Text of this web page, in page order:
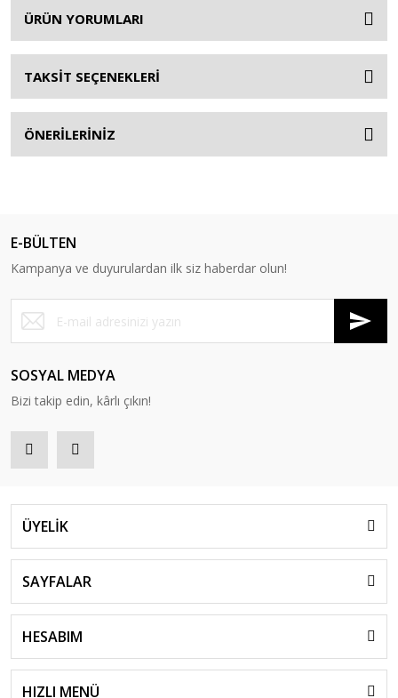
ÜRÜN YORUMLARI
TAKSİT SEÇENEKLERİ
ÖNERİLERİNİZ
E-BÜLTEN
Kampanya ve duyurulardan ilk siz haberdar olun!
SOSYAL MEDYA
Bizi takip edin, kârlı çıkın!
ÜYELİK
SAYFALAR
HESABIM
HIZLI MENÜ